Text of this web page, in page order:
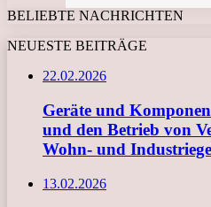
BELIEBTE NACHRICHTEN
NEUESTE BEITRÄGE
22.02.2026
Geräte und
und den Betrieb von
Wohn- und
13.02.2026